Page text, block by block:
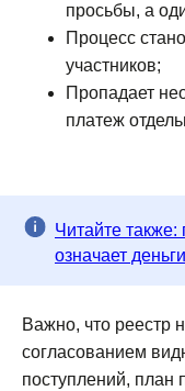
просьбы, а
Процесс
участников;
Пропадает
платеж
Читайте также:
означает
Важно, что реестр
согласованием
поступлений,